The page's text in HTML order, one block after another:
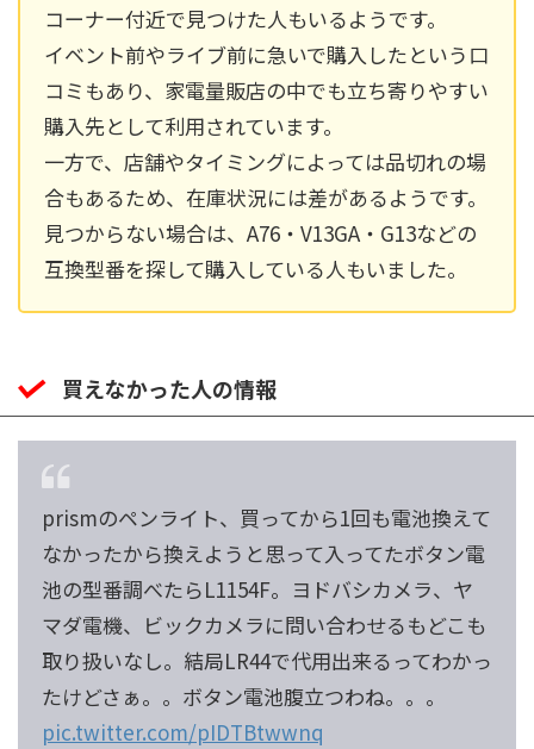
コーナー付近で見つけた人もいるようです。
イベント前やライブ前に急いで購入したという口
コミもあり、家電量販店の中でも立ち寄りやすい
購入先として利用されています。
一方で、店舗やタイミングによっては品切れの場
合もあるため、在庫状況には差があるようです。
見つからない場合は、A76・V13GA・G13などの
互換型番を探して購入している人もいました。
買えなかった人の情報
prismのペンライト、買ってから1回も電池換えて
なかったから換えようと思って入ってたボタン電
池の型番調べたらL1154F。ヨドバシカメラ、ヤ
マダ電機、ビックカメラに問い合わせるもどこも
取り扱いなし。結局LR44で代用出来るってわかっ
たけどさぁ。。ボタン電池腹立つわね。。。
pic.twitter.com/pIDTBtwwnq